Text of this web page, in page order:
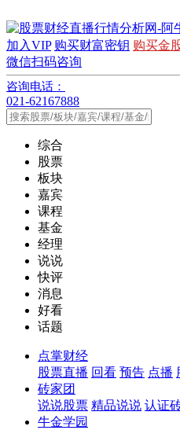
加入VIP 购买财富密钥 购买金
微信扫码咨询
咨询电话：
021-62167888
综合
股票
板块
嘉宾
课程
基金
经理
说说
快评
消息
好看
话题
点掌财经
股票直播 回看 预告 点播
砖家团
说说股票 精品说说 认证
牛金学园